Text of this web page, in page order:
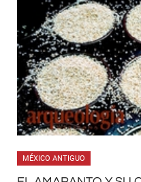
MÉXICO ANTIGUO